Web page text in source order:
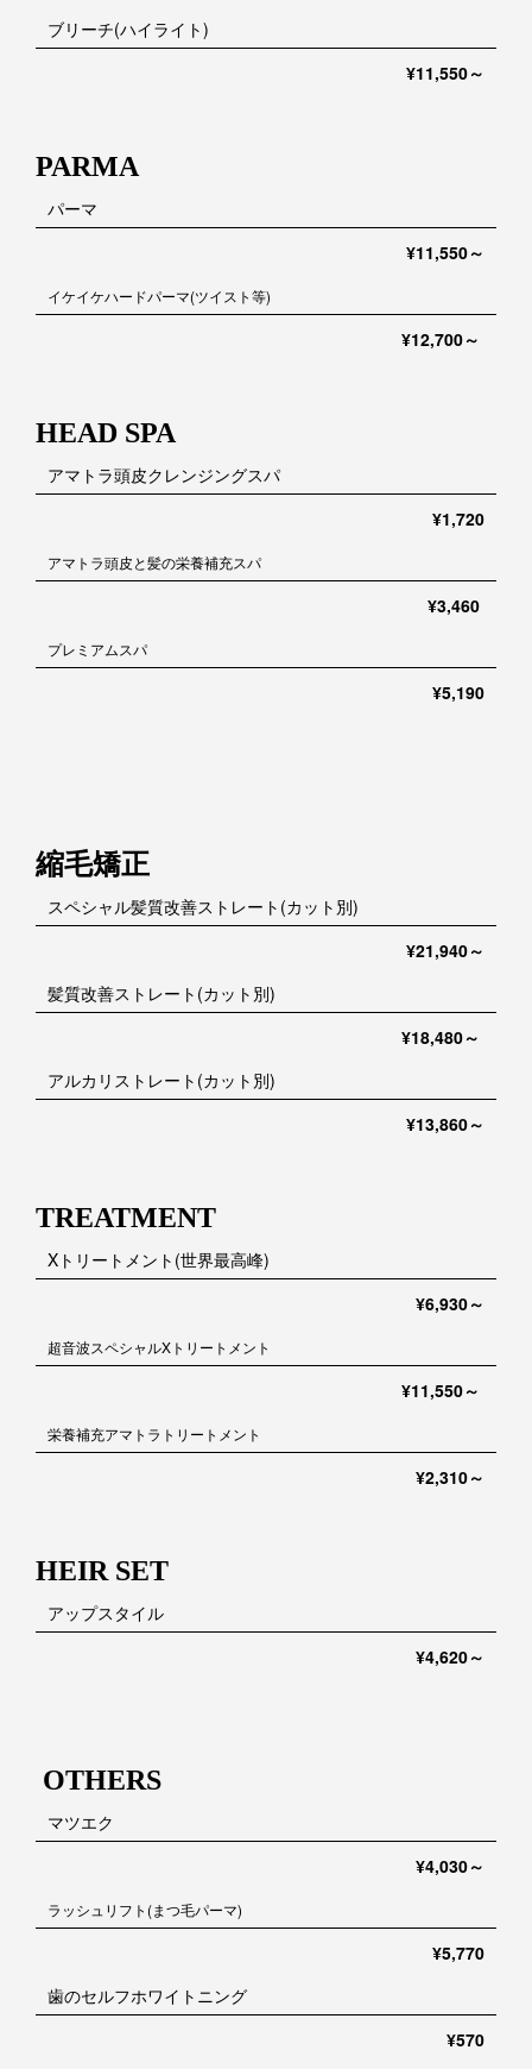
ブリーチ(ハイライト)
¥11,550～
PARMA
パーマ
¥11,550～
イケイケハードパーマ(ツイスト等)
¥12,700～
HEAD SPA
アマトラ頭皮クレンジングスパ
¥1,720
アマトラ頭皮と髪の栄養補充スパ
¥3,460
プレミアムスパ
¥5,190
縮毛矯正
スペシャル髪質改善ストレート(カット別)
¥21,940～
髪質改善ストレート(カット別)
¥18,480～
アルカリストレート(カット別)
¥13,860～
TREATMENT
Xトリートメント(世界最高峰)
¥6,930～
超音波スペシャルXトリートメント
¥11,550～
栄養補充アマトラトリートメント
¥2,310～
HEIR SET
アップスタイル
¥4,620～
OTHERS
マツエク
¥4,030～
ラッシュリフト(まつ毛パーマ)
¥5,770
歯のセルフホワイトニング
¥570